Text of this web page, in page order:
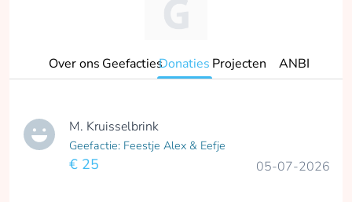
Over ons GeefactiesDonaties Projecten ANBI
M. Kruisselbrink
Geefactie: Feestje Alex & Eefje
€ 25 05-07-2026